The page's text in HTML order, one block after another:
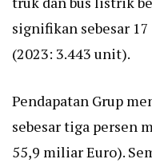
signifikan sebesar
(2023: 3.443 unit).
Pendapatan Grup
sebesar tiga persen
55,9 miliar Euro).